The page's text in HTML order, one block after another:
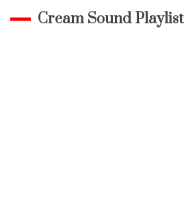
Cream Sound Playlist